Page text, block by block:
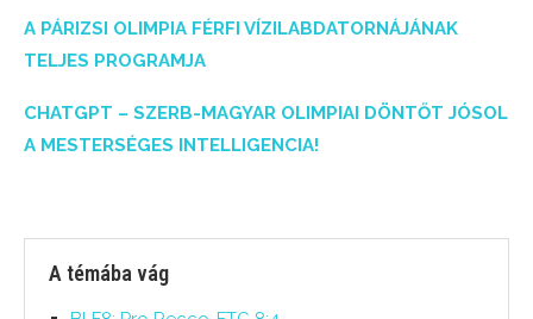
A PÁRIZSI OLIMPIA FÉRFI VÍZILABDATORNÁJÁNAK
TELJES PROGRAMJA
CHATGPT – SZERB-MAGYAR OLIMPIAI DÖNTŐT JÓSOL
A MESTERSÉGES INTELLIGENCIA!
A témába vág